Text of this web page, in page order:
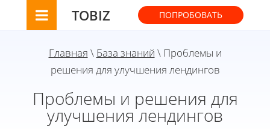
TOBIZ ПОПРОБОВАТЬ
Главная \ База знаний \ Проблемы и
решения для улучшения лендингов
Проблемы и решения для
улучшения лендингов